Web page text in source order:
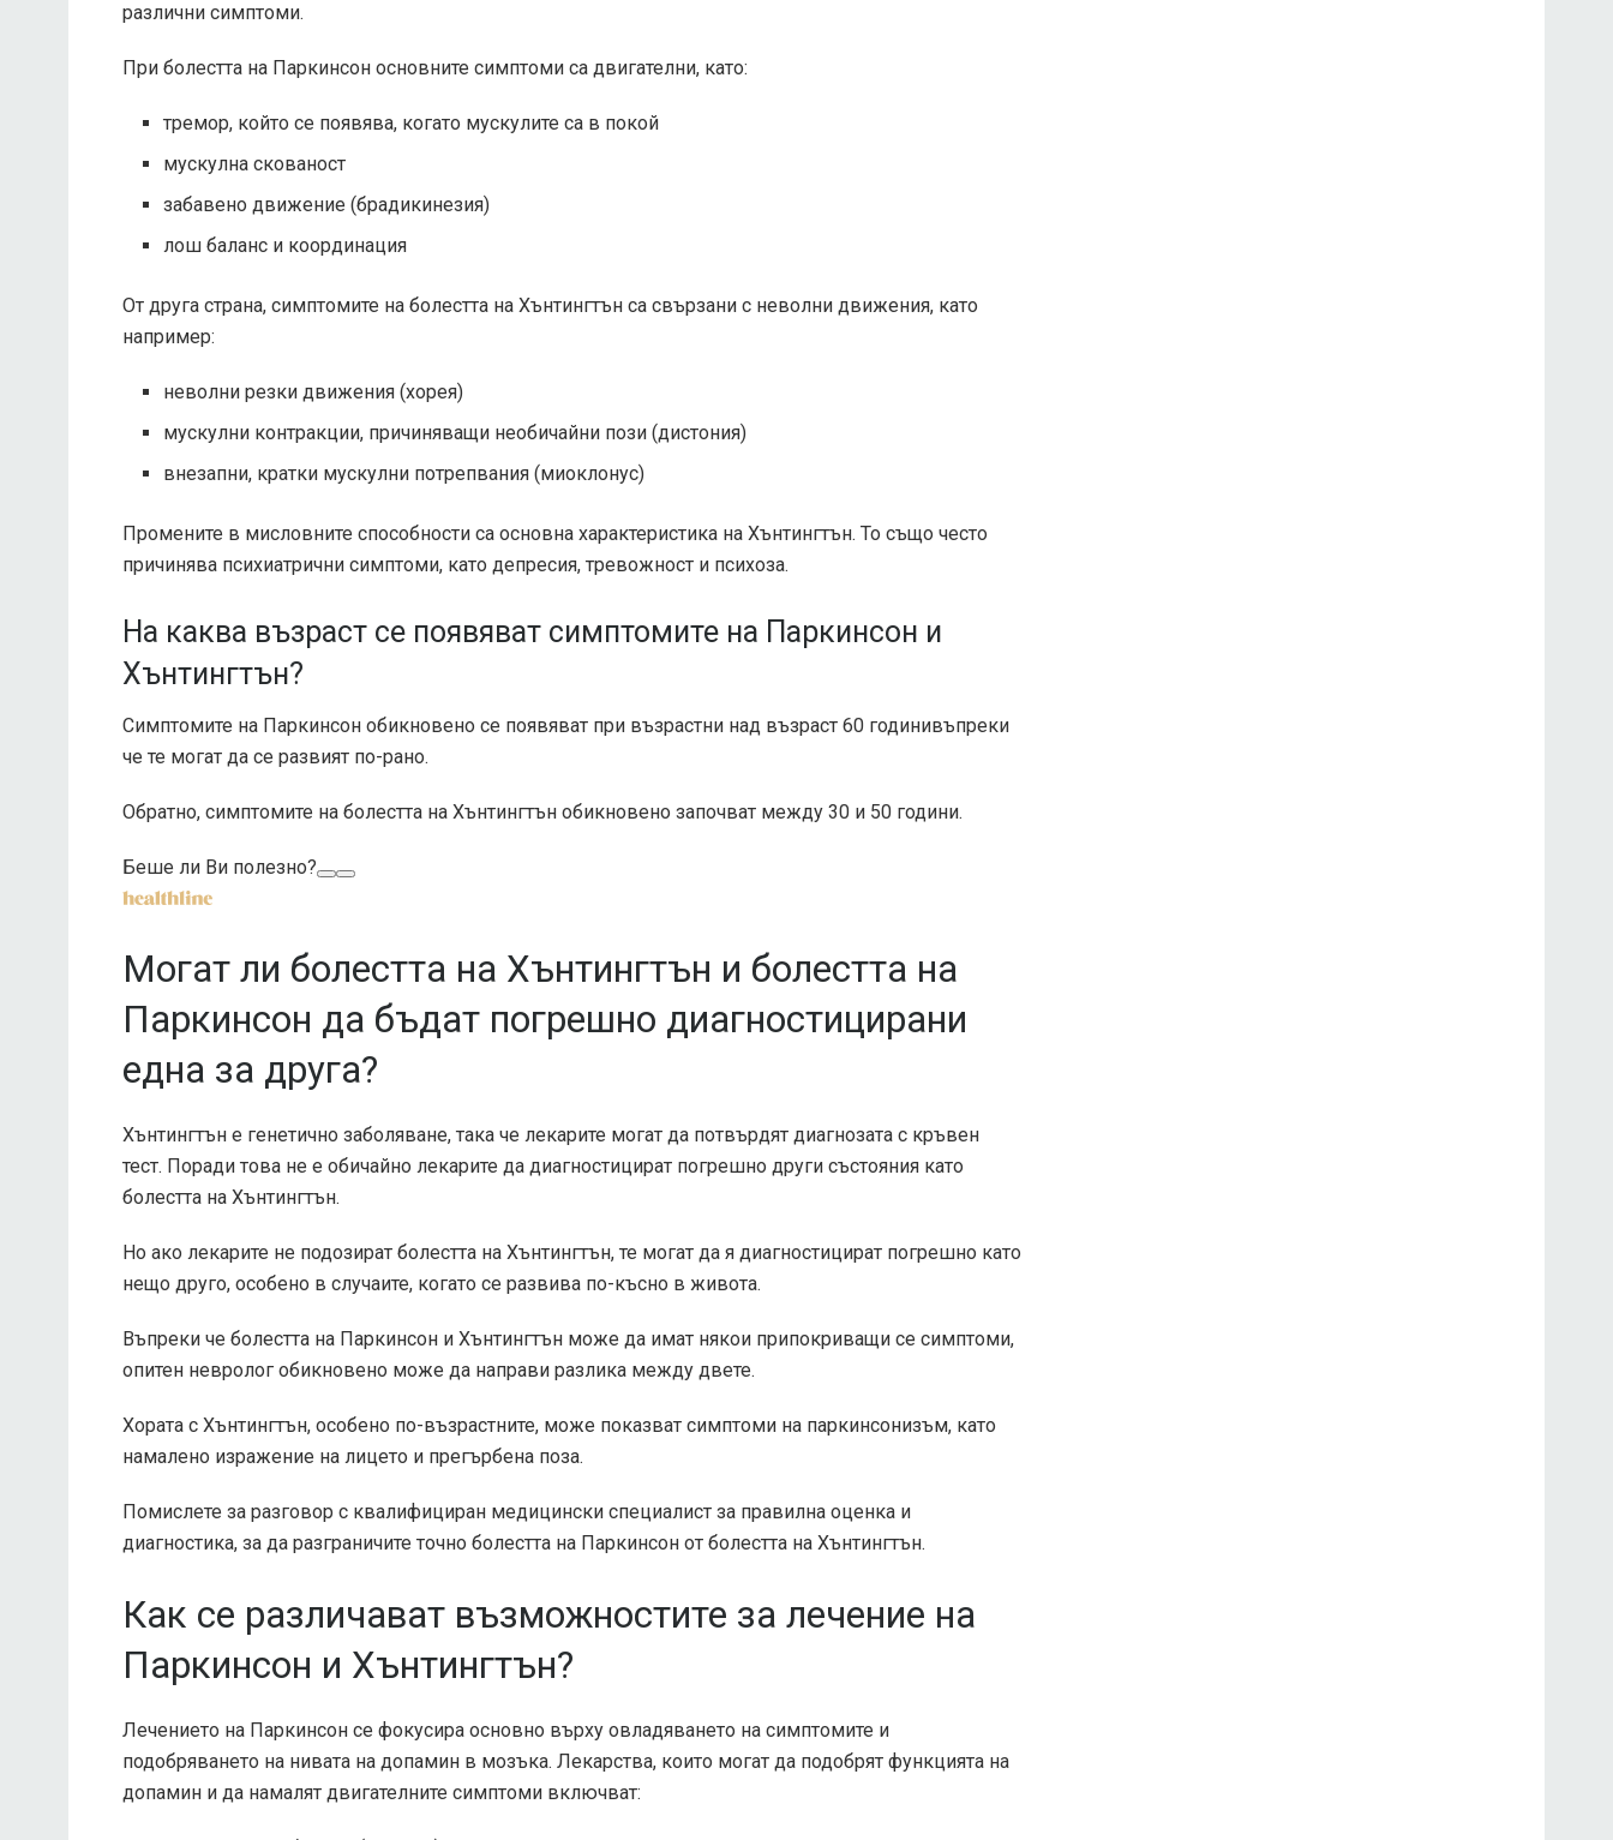
различни симптоми.
При болестта на Паркинсон основните симптоми са двигателни, като:
тремор, който се появява, когато мускулите са в покой
мускулна скованост
забавено движение (брадикинезия)
лош баланс и координация
От друга страна, симптомите на болестта на Хънтингтън са свързани с неволни движения, като
например:
неволни резки движения (хорея)
мускулни контракции, причиняващи необичайни пози (дистония)
внезапни, кратки мускулни потрепвания (миоклонус)
Промените в мисловните способности са основна характеристика на Хънтингтън. То също често
причинява психиатрични симптоми, като депресия, тревожност и психоза.
На каква възраст се появяват симптомите на Паркинсон и
Хънтингтън?
Симптомите на Паркинсон обикновено се появяват при възрастни над възраст 60 годинивъпреки
че те могат да се развият по-рано.
Обратно, симптомите на болестта на Хънтингтън обикновено започват между 30 и 50 години.
Беше ли Ви полезно?
Могат ли болестта на Хънтингтън и болестта на
Паркинсон да бъдат погрешно диагностицирани
една за друга?
Хънтингтън е генетично заболяване, така че лекарите могат да потвърдят диагнозата с кръвен
тест. Поради това не е обичайно лекарите да диагностицират погрешно други състояния като
болестта на Хънтингтън.
Но ако лекарите не подозират болестта на Хънтингтън, те могат да я диагностицират погрешно като
нещо друго, особено в случаите, когато се развива по-късно в живота.
Въпреки че болестта на Паркинсон и Хънтингтън може да имат някои припокриващи се симптоми,
опитен невролог обикновено може да направи разлика между двете.
Хората с Хънтингтън, особено по-възрастните, може показват симптоми на паркинсонизъм, като
намалено изражение на лицето и прегърбена поза.
Помислете за разговор с квалифициран медицински специалист за правилна оценка и
диагностика, за да разграничите точно болестта на Паркинсон от болестта на Хънтингтън.
Как се различават възможностите за лечение на
Паркинсон и Хънтингтън?
Лечението на Паркинсон се фокусира основно върху овладяването на симптомите и
подобряването на нивата на допамин в мозъка. Лекарства, които могат да подобрят функцията на
допамин и да намалят двигателните симптоми включват: